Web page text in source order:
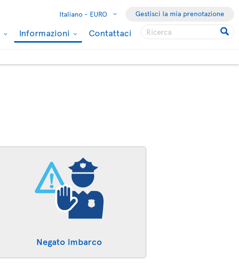
Italiano - EURO Gestisci la mia prenotazione
Informazioni Contattaci
Negato imbarco